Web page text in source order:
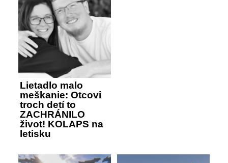
Lietadlo malo
meškanie: Otcovi
troch detí to
ZACHRÁNILO
život! KOLAPS na
letisku